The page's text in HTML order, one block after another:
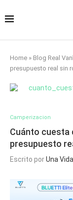
Home » Blog Real
presupuesto real sin
Camperizacion
Cuánto cuesta
presupuesto
Escrito porUna